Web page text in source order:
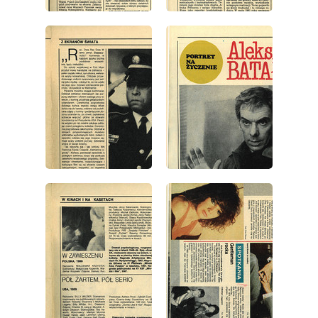
wydanie: 40/1987 wydanie: 40/1987
wydanie: 40/1987 wydanie: 40/1987